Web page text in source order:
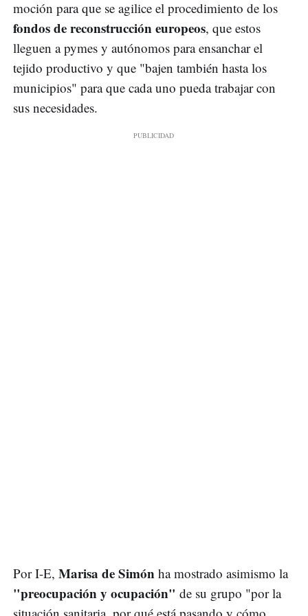
moción para que se agilice el procedimiento de los
fondos de reconstrucción europeos, que estos
lleguen a pymes y autónomos para ensanchar el
tejido productivo y que "bajen también hasta los
municipios" para que cada uno pueda trabajar con
sus necesidades.
Por I-E, Marisa de Simón ha mostrado asimismo la
"preocupación y ocupación" de su grupo "por la